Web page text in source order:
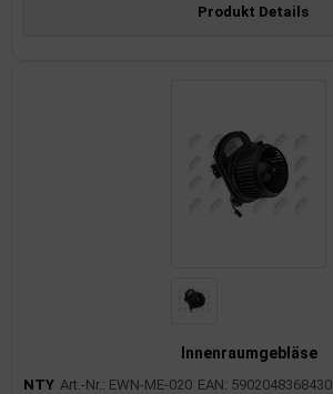
Produkt Details
Innenraumgebläse
NTY Art.-Nr.: EWN-ME-020 EAN: 5902048368430